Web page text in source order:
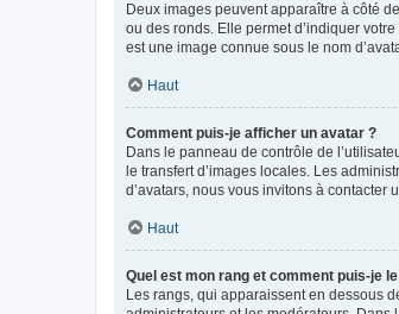
Deux images peuvent apparaître à côté
ou des ronds. Elle permet d’indiquer
est une image connue sous le nom
Haut
Comment puis-je afficher un avatar ?
Dans le panneau de contrôle de
le transfert d’images locales. Les
d’avatars, nous vous invitons à contacter
Haut
Quel est mon rang et comment puis-je
Les rangs, qui apparaissent en dessous